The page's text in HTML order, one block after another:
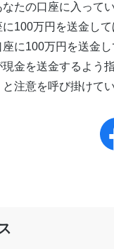
たの口座に入って
100万円を送金し
に100万円を送金
金を送金するよう
注意を呼び掛けてい